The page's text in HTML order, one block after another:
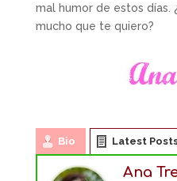
mal humor de estos
mucho que te quiero?
Bio Latest
Ana